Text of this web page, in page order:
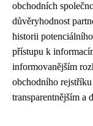
obchodních
důvěryhodnost
historii
přístupu k
informovanějším
obchodního rejstříku
transparentnějším a